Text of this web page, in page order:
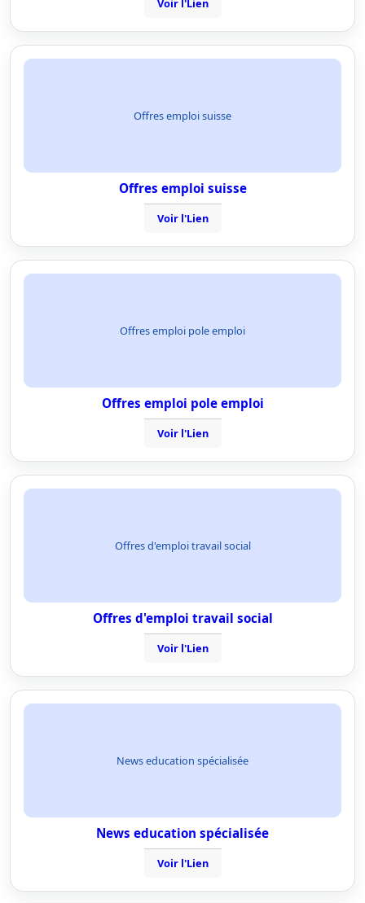
Voir l'Lien
Offres emploi suisse
Offres emploi suisse
Voir l'Lien
Offres emploi pole emploi
Offres emploi pole emploi
Voir l'Lien
Offres d'emploi travail social
Offres d'emploi travail social
Voir l'Lien
News education spécialisée
News education spécialisée
Voir l'Lien